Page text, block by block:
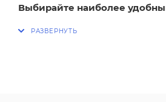
Выбирайте наиболее